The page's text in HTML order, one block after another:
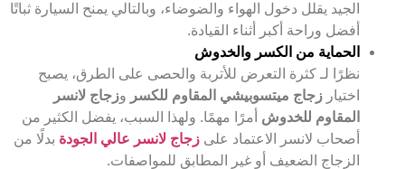
الجيد يقلل دخول الهواء والضوضاء، وبالتالي يمنح السيارة ثباتًا
أفضل وراحة أكبر أثناء القيادة.
الحماية من الكسر والخدوش
نظرًا لـ كثرة التعرض للأتربة والحصى على الطرق، يصبح
اختيار زجاج ميتسوبيشي المقاوم للكسر وزجاج لانسر
المقاوم للخدوش أمرًا مهمًا. ولهذا السبب، يفضل الكثير من
أصحاب لانسر الاعتماد على زجاج لانسر عالي الجودة بدلًا من
الزجاج الضعيف أو غير المطابق للمواصفات.